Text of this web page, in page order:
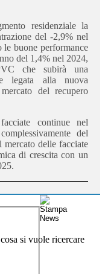
residenziale la
del -2,9% nel
buone performance
del 1,4% nel 2024,
che subirà una
legata alla nuova
del recupero
continue nel
del
delle facciate
di crescita con un
si vuole ricercare